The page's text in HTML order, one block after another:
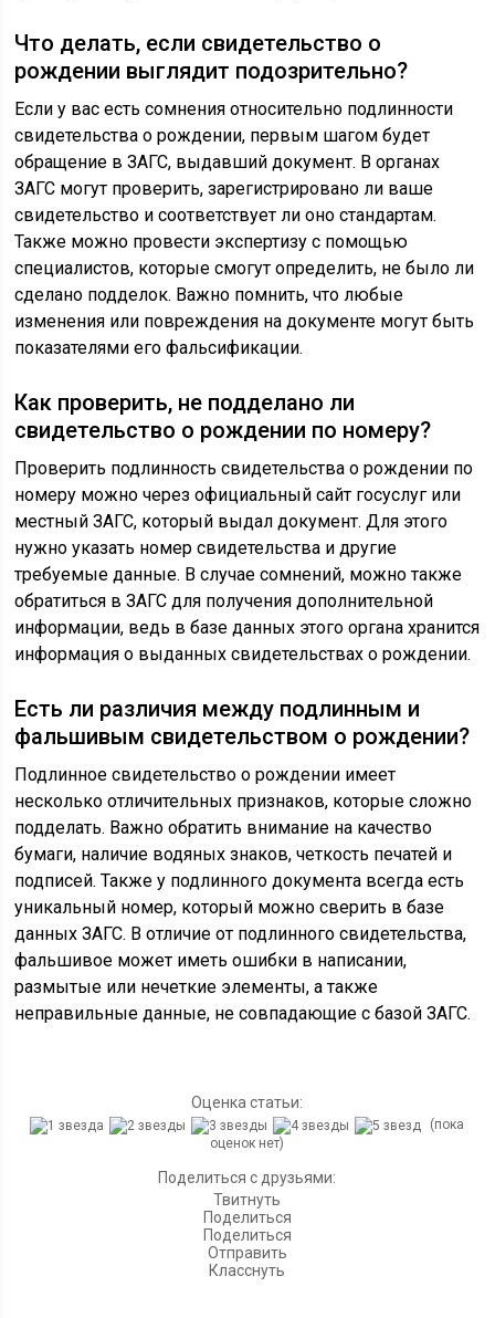
Что делать, если свидетельство о
рождении выглядит подозрительно?
Если у вас есть сомнения относительно подлинности
свидетельства о рождении, первым шагом будет
обращение в ЗАГС, выдавший документ. В органах
ЗАГС могут проверить, зарегистрировано ли ваше
свидетельство и соответствует ли оно стандартам.
Также можно провести экспертизу с помощью
специалистов, которые смогут определить, не было ли
сделано подделок. Важно помнить, что любые
изменения или повреждения на документе могут быть
показателями его фальсификации.
Как проверить, не подделано ли
свидетельство о рождении по номеру?
Проверить подлинность свидетельства о рождении по
номеру можно через официальный сайт госуслуг или
местный ЗАГС, который выдал документ. Для этого
нужно указать номер свидетельства и другие
требуемые данные. В случае сомнений, можно также
обратиться в ЗАГС для получения дополнительной
информации, ведь в базе данных этого органа хранится
информация о выданных свидетельствах о рождении.
Есть ли различия между подлинным и
фальшивым свидетельством о рождении?
Подлинное свидетельство о рождении имеет
несколько отличительных признаков, которые сложно
подделать. Важно обратить внимание на качество
бумаги, наличие водяных знаков, четкость печатей и
подписей. Также у подлинного документа всегда есть
уникальный номер, который можно сверить в базе
данных ЗАГС. В отличие от подлинного свидетельства,
фальшивое может иметь ошибки в написании,
размытые или нечеткие элементы, а также
неправильные данные, не совпадающие с базой ЗАГС.
Оценка статьи:
(пока
оценок нет)
Поделиться с друзьями:
Твитнуть
Поделиться
Поделиться
Отправить
Класснуть